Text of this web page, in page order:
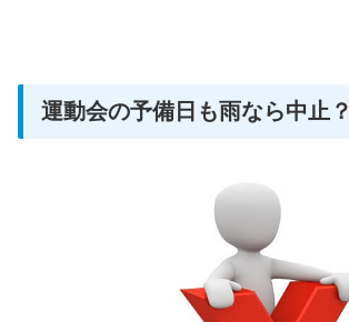
運動会の予備日も雨なら中止？